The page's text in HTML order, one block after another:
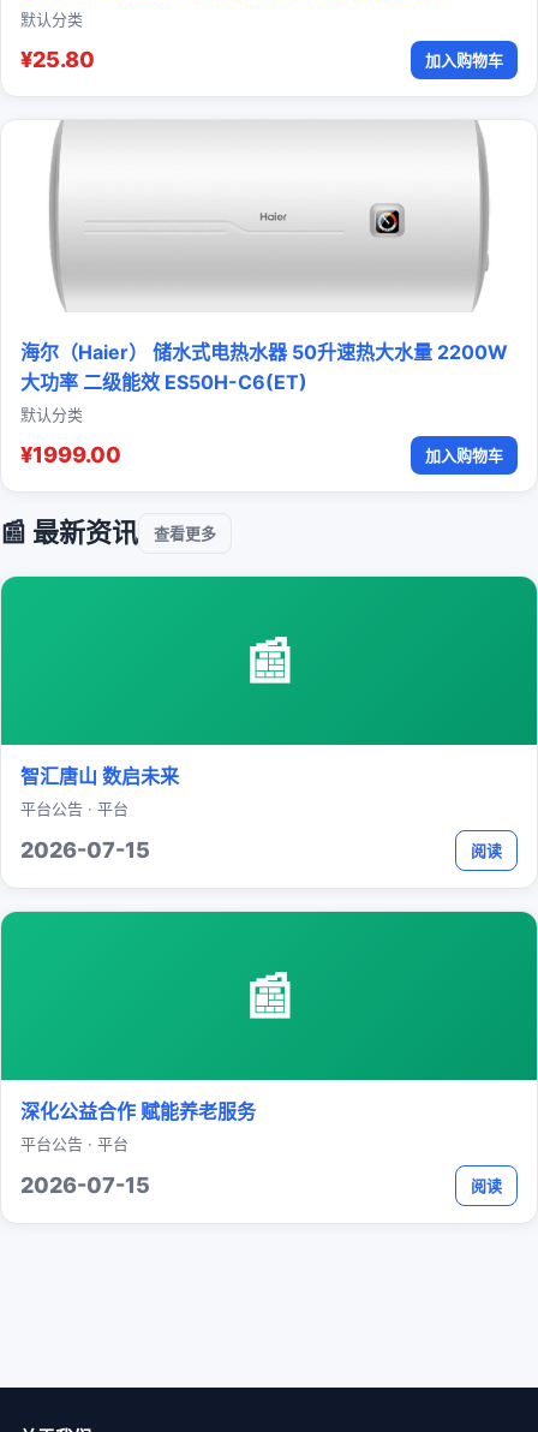
默认分类
¥25.80 加入购物车
海尔（Haier） 储水式电热水器 50升速热大水量 2200W
大功率 二级能效 ES50H-C6(ET)
默认分类
¥1999.00 加入购物车
📰 最新资讯 查看更多
📰
智汇唐山 数启未来
平台公告 · 平台
2026-07-15 阅读
📰
深化公益合作 赋能养老服务
平台公告 · 平台
2026-07-15 阅读